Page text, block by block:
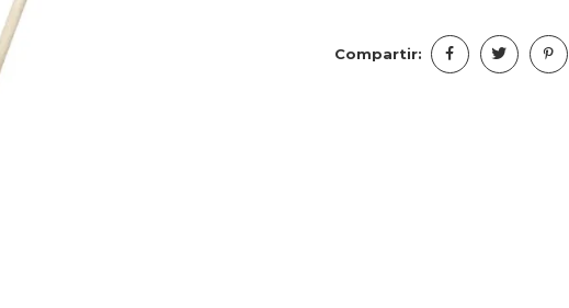
Compartir: